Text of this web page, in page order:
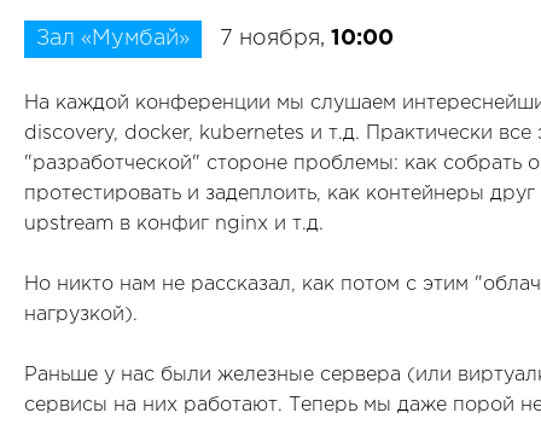
Зал «Мумбай» 7 ноября, 10:00
На каждой конференции мы слушаем
discovery, docker, kubernetes и т.д. Практически
"разработческой" стороне проблемы: как собрать
протестировать и задеплоить, как контейнеры
upstream в конфиг nginx и т.д.
Но никто нам не рассказал, как потом с этим
нагрузкой).
Раньше у нас были железные сервера (или
сервисы на них работают. Теперь мы даже порой